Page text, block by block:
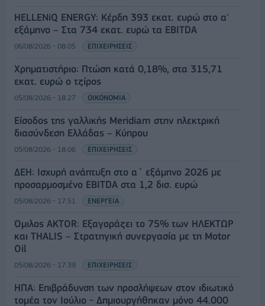
HELLENiQ ENERGY: Κέρδη 393 εκατ. ευρώ στο α'
εξάμηνο – Στα 734 εκατ. ευρώ τα EBITDA
06/08/2026 - 08:05 ΕΠΙΧΕΙΡΗΣΕΙΣ
Χρηματιστήριο: Πτώση κατά 0,18%, στα 315,71
εκατ. ευρώ ο τζίρος
05/08/2026 - 18:27 ΟΙΚΟΝΟΜΙΑ
Είσοδος της γαλλικής Meridiam στην ηλεκτρική
διασύνδεση Ελλάδας – Κύπρου
05/08/2026 - 18:06 ΕΠΙΧΕΙΡΗΣΕΙΣ
ΔΕΗ: Ισχυρή ανάπτυξη στο α΄ εξάμηνο 2026 με
προσαρμοσμένο EBITDA στα 1,2 δισ. ευρώ
05/08/2026 - 17:51 ΕΝΕΡΓΕΙΑ
Όμιλος AKTOR: Εξαγοράζει το 75% των ΗΛΕΚΤΩΡ
και THALIS – Στρατηγική συνεργασία με τη Motor
Oil
05/08/2026 - 17:39 ΕΠΙΧΕΙΡΗΣΕΙΣ
ΗΠΑ: Επιβράδυνση των προσλήψεων στον ιδιωτικό
τομέα τον Ιούλιο - Δημιουργήθηκαν μόνο 44.000